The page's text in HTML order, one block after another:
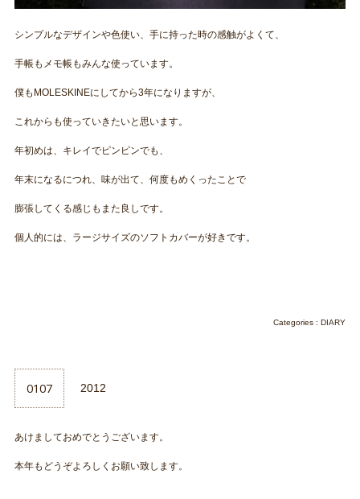
シンプルなデザインや色使い、手に持った時の感触がよくて、
手帳もメモ帳もみんな使っています。
僕もMOLESKINEにしてから3年になりますが、
これからも使っていきたいと思います。
年初めは、キレイでピンピンでも、
年末になるにつれ、味が出て、何度もめくったことで
膨張してくる感じもまた良しです。
個人的には、ラージサイズのソフトカバーが好きです。
Categories : DIARY
0107 2012
あけましておめでとうございます。
本年もどうぞよろしくお願い致します。